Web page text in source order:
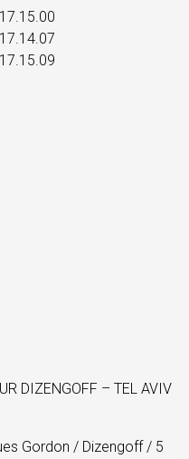
DIZENGOFF – TEL AVIV
Gordon / Dizengoff / 5